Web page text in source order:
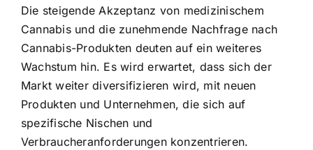
Die steigende Akzeptanz von medizinischem
Cannabis und die zunehmende Nachfrage nach
Cannabis-Produkten deuten auf ein weiteres
Wachstum hin. Es wird erwartet, dass sich der
Markt weiter diversifizieren wird, mit neuen
Produkten und Unternehmen, die sich auf
spezifische Nischen und
Verbraucheranforderungen konzentrieren.